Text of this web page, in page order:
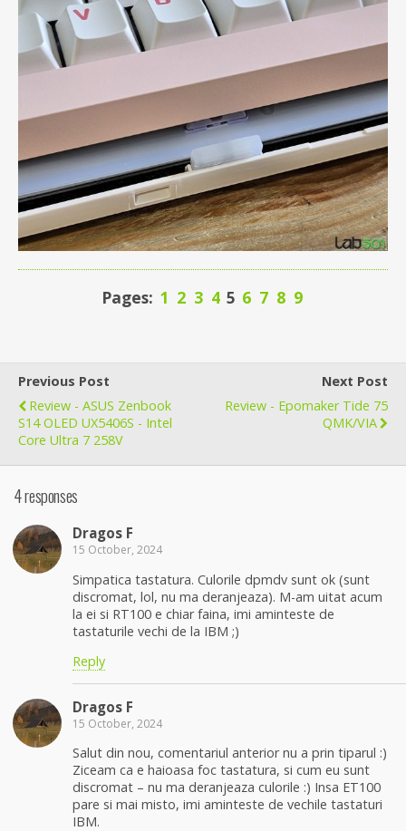
Pages: 1 2 3 4 5 6 7 8 9
Previous Post
Review - ASUS Zenbook
S14 OLED UX5406S - Intel
Core Ultra 7 258V
Next Post
Review - Epomaker Tide 75
QMK/VIA
4 responses
Dragos F
15 October, 2024
Simpatica tastatura. Culorile dpmdv sunt ok (sunt
discromat, lol, nu ma deranjeaza). M-am uitat acum
la ei si RT100 e chiar faina, imi aminteste de
tastaturile vechi de la IBM ;)
Reply
Dragos F
15 October, 2024
Salut din nou, comentariul anterior nu a prin tiparul :)
Ziceam ca e haioasa foc tastatura, si cum eu sunt
discromat – nu ma deranjeaza culorile :) Insa ET100
pare si mai misto, imi aminteste de vechile tastaturi
IBM.